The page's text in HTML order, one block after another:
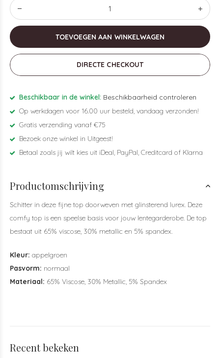
TOEVOEGEN AAN WINKELWAGEN
DIRECTE CHECKOUT
Beschikbaar in de winkel: Beschikbaarheid controleren
Op werkdagen voor 16.00 uur besteld, vandaag verzonden!
Gratis verzending vanaf €75
Bezoek onze winkel in Uitgeest!
Betaal zoals jij wilt kies uit iDeal, PayPal, Creditcard of Klarna
Productomschrijving
Schitter in deze fijne top doorweven met glinsterend lurex. Deze
comfy top is een speelse basis voor jouw lentegarderobe. De top
bestaat uit 65% viscose, 30% metallic en 5% spandex.
Kleur: appelgroen
Pasvorm: normaal
Materiaal: 65% Viscose, 30% Metallic, 5% Spandex
Recent bekeken